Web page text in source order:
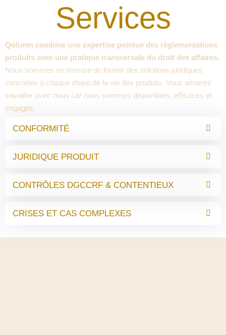
Services
Qolumn combine une expertise pointue des règlementations
produits avec une pratique transversale du droit des affaires.
Nous sommes en mesure de fournir des solutions juridiques
concrètes à chaque étape de la vie des produits. Vous aimerez
travailler avec nous car nous sommes disponibles, efficaces et
engagés.
CONFORMITÉ
JURIDIQUE PRODUIT
CONTRÔLES DGCCRF & CONTENTIEUX
CRISES ET CAS COMPLEXES